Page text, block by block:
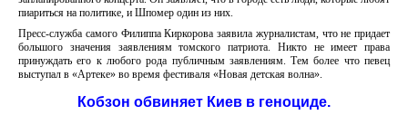
пиариться на политике, и Шпомер один из них.
Пресс-служба самого Филиппа Киркорова заявила журналистам, что не придает
большого значения заявлениям томского патриота. Никто не имеет права
принуждать его к любого рода публичным заявлениям. Тем более что певец
выступал в «Артеке» во время фестиваля «Новая детская волна».
Кобзон обвиняет Киев в геноциде.